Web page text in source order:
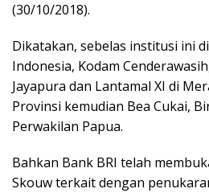
(30/10/2018).
Dikatakan, sebelas institusi ini
Indonesia, Kodam
Jayapura dan Lantamal XI di
Provinsi kemudian Bea Cukai,
Perwakilan Papua.
Bahkan Bank BRI telah
Skouw terkait dengan